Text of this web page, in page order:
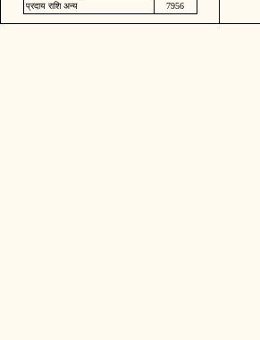
प्रदाय राशि अन्य
7956